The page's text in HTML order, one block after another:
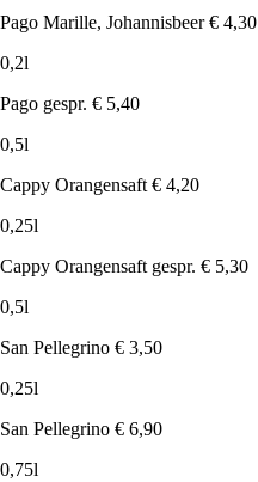
Pago Marille, Johannisbeer € 4,30
0,2l
Pago gespr. € 5,40
0,5l
Cappy Orangensaft € 4,20
0,25l
Cappy Orangensaft gespr. € 5,30
0,5l
San Pellegrino € 3,50
0,25l
San Pellegrino € 6,90
0,75l